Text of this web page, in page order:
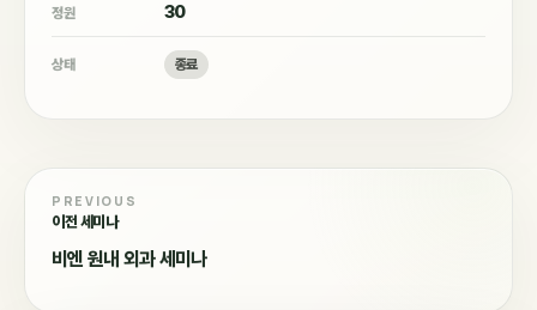
정원 30
상태 종료
PREVIOUS
이전 세미나
비엔 원내 외과 세미나